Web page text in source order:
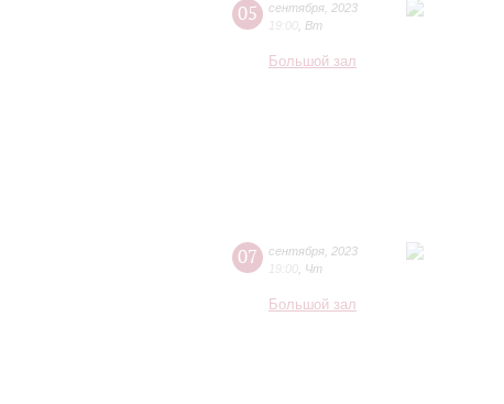
05 сентября 2023
19:00 Вт
Большой зал
07 сентября 2023
19:00 Чт
Большой зал